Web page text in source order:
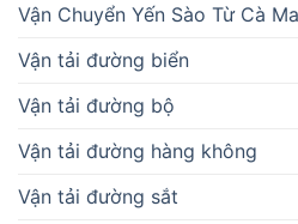
Vận Chuyển Yến Sào Từ Cà
Vận tải đường biển
Vận tải đường bộ
Vận tải đường hàng không
Vận tải đường sắt